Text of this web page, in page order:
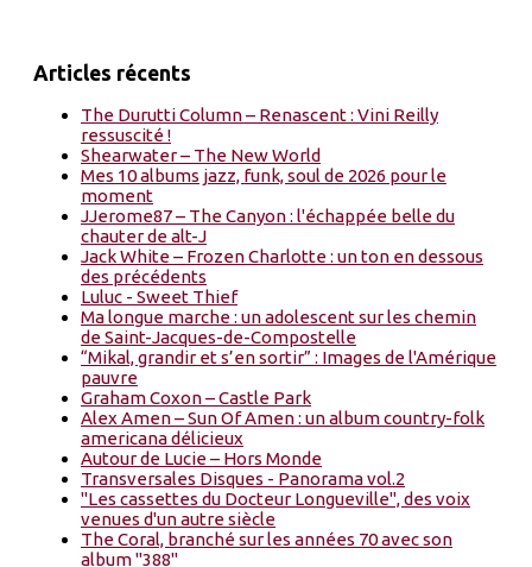
Articles récents
The Durutti Column – Renascent : Vini Reilly
ressuscité !
Shearwater – The New World
Mes 10 albums jazz, funk, soul de 2026 pour le
moment
JJerome87 – The Canyon : l'échappée belle du
chauter de alt-J
Jack White – Frozen Charlotte : un ton en dessous
des précédents
Luluc - Sweet Thief
Ma longue marche : un adolescent sur les chemin
de Saint-Jacques-de-Compostelle
“Mikal, grandir et s’en sortir” : Images de l'Amérique
pauvre
Graham Coxon – Castle Park
Alex Amen – Sun Of Amen : un album country-folk
americana délicieux
Autour de Lucie – Hors Monde
Transversales Disques - Panorama vol.2
"Les cassettes du Docteur Longueville", des voix
venues d'un autre siècle
The Coral, branché sur les années 70 avec son
album "388"